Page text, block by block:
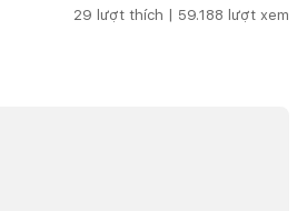
29 lượt thích | 59.188 lượt xem